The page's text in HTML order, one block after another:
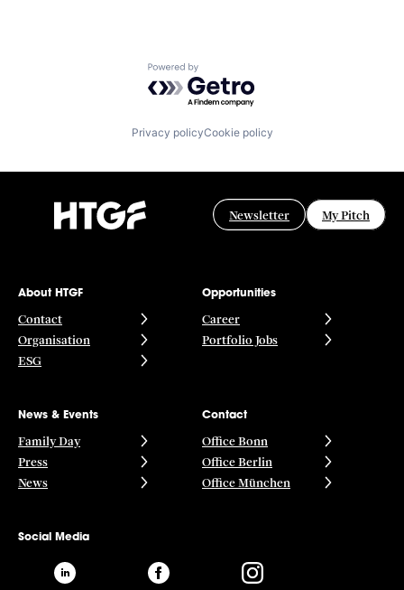
Powered by Getro.com
Privacy policyCookie policy
Newsletter My Pitch
About HTGF
Contact
Organisation
ESG
Opportunities
Career
Portfolio Jobs
News & Events
Family Day
Press
News
Contact
Office Bonn
Office Berlin
Office München
Social Media